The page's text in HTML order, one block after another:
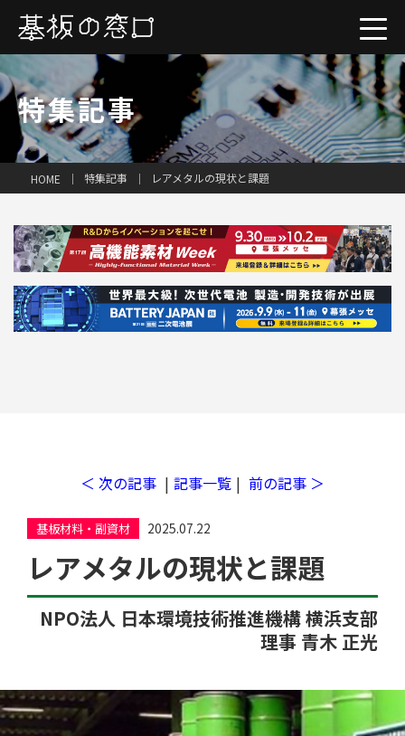
一括見積り
特集記事
HOME 特集記事 レアメタルの現状と課題
＜ 次の記事 | 記事一覧 | 前の記事 ＞
基板材料・副資材 2025.07.22
レアメタルの現状と課題
NPO法人 日本環境技術推進機構 横浜支部
理事 青木 正光